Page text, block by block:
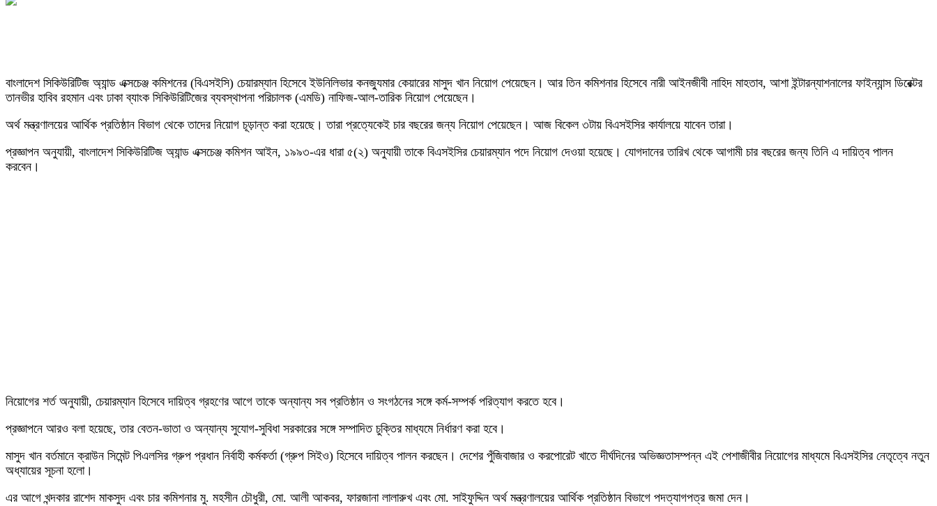
বাংলাদেশ সিকিউরিটিজ অ্যান্ড এক্সচেঞ্জ কমিশনের (বিএসইসি) চেয়ারম্যান হিসেবে ইউনিলিভার কনজ্যুমার কেয়ারের মাসুদ খান নিয়োগ পেয়েছেন। আর তিন কমিশনার হিসেবে নারী আইনজীবী নাহিদ মাহতাব, আশা ইন্টারন্যাশনালের ফাইন্যান্স ডিরেক্টর
তানভীর হাবিব রহমান এবং ঢাকা ব্যাংক সিকিউরিটিজের ব্যবস্থাপনা পরিচালক (এমডি) নাফিজ-আল-তারিক নিয়োগ পেয়েছেন।
অর্থ মন্ত্রণালয়ের আর্থিক প্রতিষ্ঠান বিভাগ থেকে তাদের নিয়োগ চূড়ান্ত করা হয়েছে। তারা প্রত্যেকেই চার বছরের জন্য নিয়োগ পেয়েছেন। আজ বিকেল ৩টায় বিএসইসির কার্যালয়ে যাবেন তারা।
প্রজ্ঞাপন অনুযায়ী, বাংলাদেশ সিকিউরিটিজ অ্যান্ড এক্সচেঞ্জ কমিশন আইন, ১৯৯৩-এর ধারা ৫(২) অনুযায়ী তাকে বিএসইসির চেয়ারম্যান পদে নিয়োগ দেওয়া হয়েছে। যোগদানের তারিখ থেকে আগামী চার বছরের জন্য তিনি এ দায়িত্ব পালন
করবেন।
নিয়োগের শর্ত অনুযায়ী, চেয়ারম্যান হিসেবে দায়িত্ব গ্রহণের আগে তাকে অন্যান্য সব প্রতিষ্ঠান ও সংগঠনের সঙ্গে কর্ম-সম্পর্ক পরিত্যাগ করতে হবে।
প্রজ্ঞাপনে আরও বলা হয়েছে, তার বেতন-ভাতা ও অন্যান্য সুযোগ-সুবিধা সরকারের সঙ্গে সম্পাদিত চুক্তির মাধ্যমে নির্ধারণ করা হবে।
মাসুদ খান বর্তমানে ক্রাউন সিমেন্ট পিএলসির গ্রুপ প্রধান নির্বাহী কর্মকর্তা (গ্রুপ সিইও) হিসেবে দায়িত্ব পালন করছেন। দেশের পুঁজিবাজার ও করপোরেট খাতে দীর্ঘদিনের অভিজ্ঞতাসম্পন্ন এই পেশাজীবীর নিয়োগের মাধ্যমে বিএসইসির নেতৃত্বে নতুন
অধ্যায়ের সূচনা হলো।
এর আগে খন্দকার রাশেদ মাকসুদ এবং চার কমিশনার মু. মহসীন চৌধুরী, মো. আলী আকবর, ফারজানা লালারুখ এবং মো. সাইফুদ্দিন অর্থ মন্ত্রণালয়ের আর্থিক প্রতিষ্ঠান বিভাগে পদত্যাগপত্র জমা দেন।